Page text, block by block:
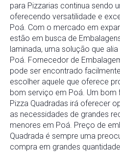
para Pizzarias continua sendo
oferecendo versatilidade e
Poá. Com o mercado em
estão em busca de
laminada, uma solução que
Poá. Fornecedor de
pode ser encontrado
escolher aquele que oferece
bom serviço em Poá. Um bom
Pizza Quadradas irá oferecer
as necessidades de grandes
menores em Poá. Preço de
Quadrada é sempre uma
compra em grandes